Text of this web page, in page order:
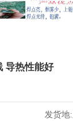
导热性能好
发货地: